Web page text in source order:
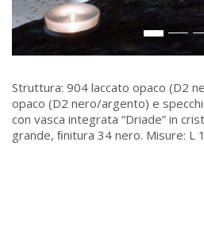
Struttura: 904 laccato opaco (D2
opaco (D2 nero/argento) e
con vasca integrata “Driade” in
grande, ﬁnitura 34 nero. Misure: L